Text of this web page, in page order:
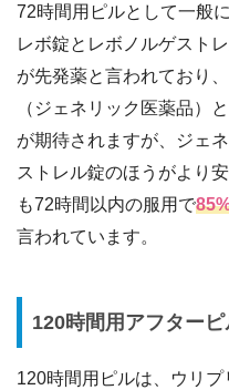
72時間用ピルとして一般
レボ錠とレボノルゲスト
が先発薬と言われており
（ジェネリック医薬品）
が期待されますが、ジェ
ストレル錠のほうがより
も72時間以内の服用で
言われています。
120時間用アフターピ
120時間用ピルは、ウリ